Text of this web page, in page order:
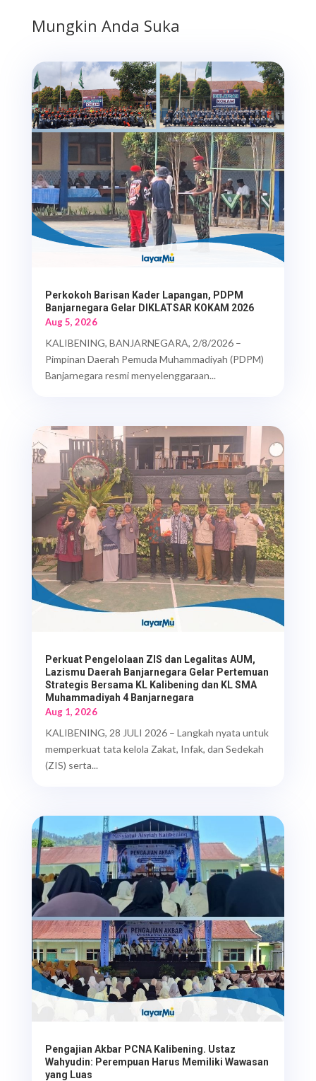
Mungkin Anda Suka
Perkokoh Barisan Kader Lapangan, PDPM
Banjarnegara Gelar DIKLATSAR KOKAM 2026
Aug 5, 2026
KALIBENING, BANJARNEGARA, 2/8/2026 –
Pimpinan Daerah Pemuda Muhammadiyah (PDPM)
Banjarnegara resmi menyelenggaraan...
Perkuat Pengelolaan ZIS dan Legalitas AUM,
Lazismu Daerah Banjarnegara Gelar Pertemuan
Strategis Bersama KL Kalibening dan KL SMA
Muhammadiyah 4 Banjarnegara
Aug 1, 2026
KALIBENING, 28 JULI 2026 – Langkah nyata untuk
memperkuat tata kelola Zakat, Infak, dan Sedekah
(ZIS) serta...
Pengajian Akbar PCNA Kalibening. Ustaz
Wahyudin: Perempuan Harus Memiliki Wawasan
yang Luas